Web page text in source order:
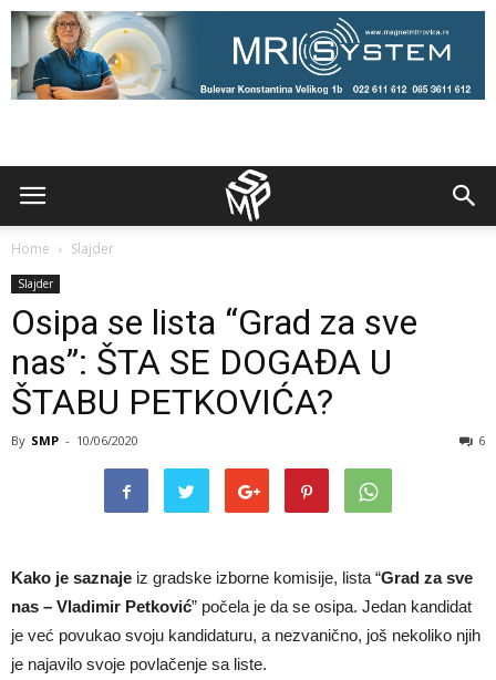
Home Slajder
Slajder
Osipa se lista “Grad za sve
nas”: ŠTA SE DOGAĐA U
ŠTABU PETKOVIĆA?
By SMP - 10/06/2020 6
Kako je saznaje iz gradske izborne komisije, lista “Grad za sve
nas – Vladimir Petković” počela je da se osipa. Jedan kandidat
je već povukao svoju kandidaturu, a nezvanično, još nekoliko njih
je najavilo svoje povlačenje sa liste.